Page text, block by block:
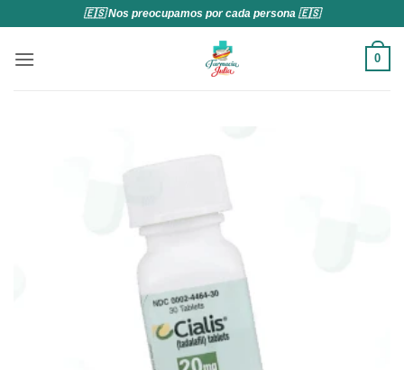
contenido
🇪🇸 Nos preocupamos por cada persona 🇪🇸
0